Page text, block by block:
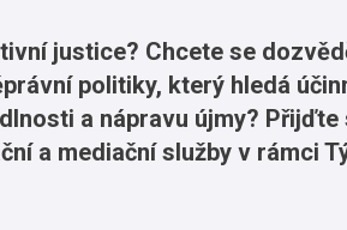
PMS
osob –
justice? Chcete se
politiky, který hledá
a nápravu újmy? Přijďte
a mediační služby v rámci